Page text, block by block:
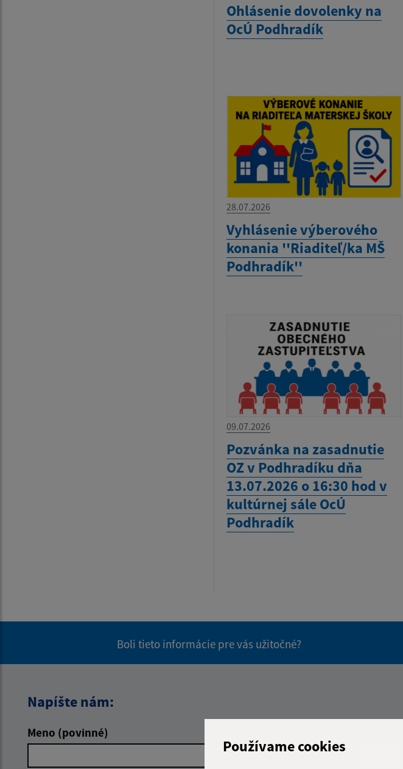
Používame cookies
Ohlásenie dovolenky na
OcÚ Podhradík
28.07.2026
Vyhlásenie výberového
konania ''Riaditeľ/ka MŠ
Podhradík''
09.07.2026
Pozvánka na zasadnutie
OZ v Podhradíku dňa
13.07.2026 o 16:30 hod v
kultúrnej sále OcÚ
Podhradík
Boli tieto informácie pre vás užitočné?
Napíšte nám:
Meno (povinné)